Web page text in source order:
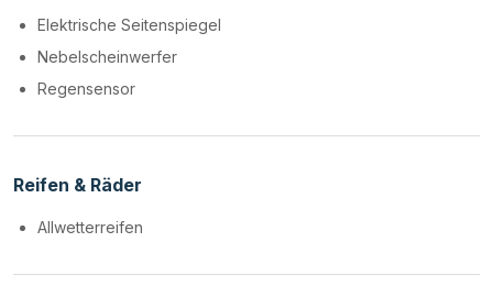
Elektrische Seitenspiegel
Nebelscheinwerfer
Regensensor
Reifen & Räder
Allwetterreifen